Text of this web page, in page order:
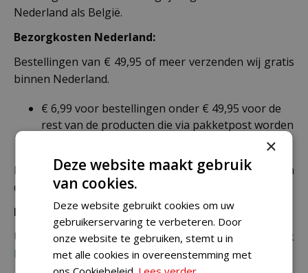
Nederland als België.
Bezorgkosten Nederland:
Bestellingen van € 49,95 of meer verzenden wij gratis
binnen Nederland.
€ 6,99 voor bestellingen onder € 49,95 voor de
rest van de producten die via pakketpost worden
De juiste verzendkosten worden in de laatste stap van
de winkelwagen berekend.
Bezorgkosten overige landen:
Uiteraard verzenden wij ook buiten Nederland,
bekijk
hier de verzendkosten.
×
Deze website maakt gebruik
van cookies.
Deze website gebruikt cookies om uw
gebruikerservaring te verbeteren. Door
onze website te gebruiken, stemt u in
met alle cookies in overeenstemming met